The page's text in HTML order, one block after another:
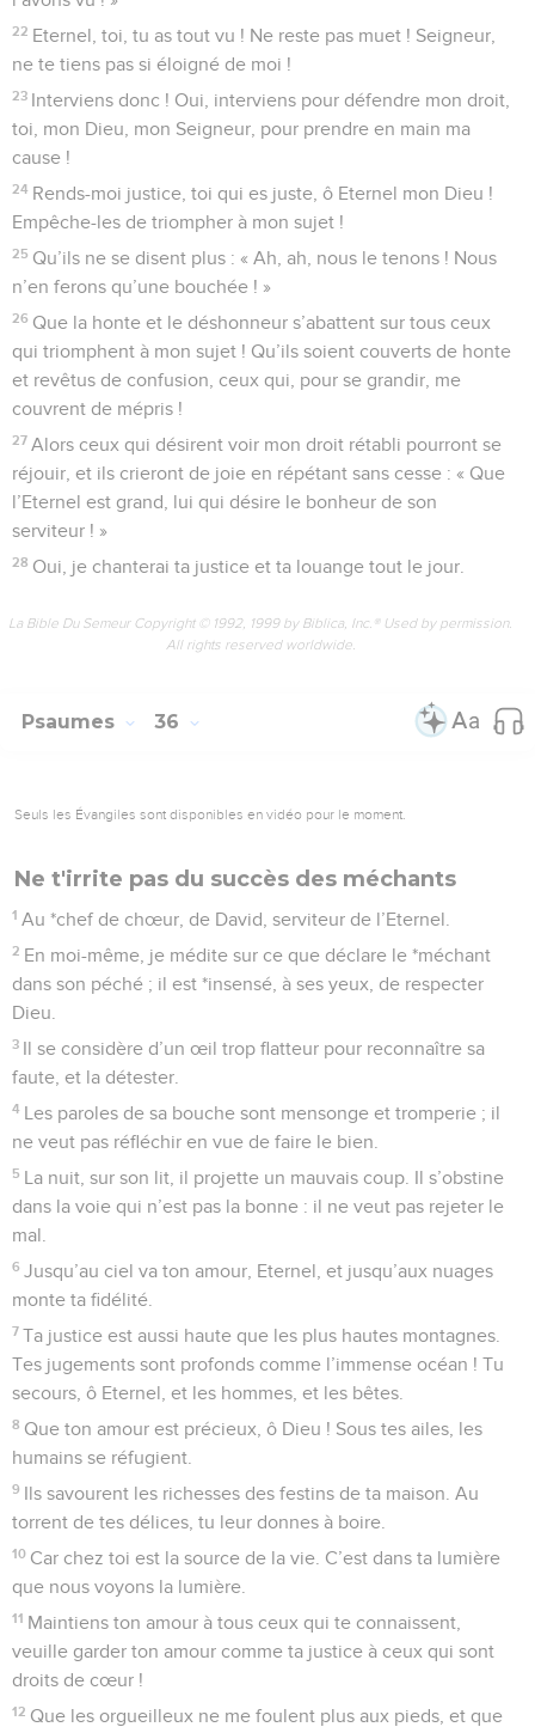
22 Eternel, toi, tu as tout vu ! Ne reste pas muet ! Seigneur,
ne te tiens pas si éloigné de moi !
23 Interviens donc ! Oui, interviens pour défendre mon droit,
toi, mon Dieu, mon Seigneur, pour prendre en main ma
cause !
24 Rends-moi justice, toi qui es juste, ô Eternel mon Dieu !
Empêche-les de triompher à mon sujet !
25 Qu’ils ne se disent plus : « Ah, ah, nous le tenons ! Nous
n’en ferons qu’une bouchée ! »
26 Que la honte et le déshonneur s’abattent sur tous ceux
qui triomphent à mon sujet ! Qu’ils soient couverts de honte
et revêtus de confusion, ceux qui, pour se grandir, me
couvrent de mépris !
27 Alors ceux qui désirent voir mon droit rétabli pourront se
réjouir, et ils crieront de joie en répétant sans cesse : « Que
l’Eternel est grand, lui qui désire le bonheur de son
serviteur ! »
28 Oui, je chanterai ta justice et ta louange tout le jour.
La Bible Du Semeur Copyright © 1992, 1999 by Biblica, Inc.® Used by permission.
All rights reserved worldwide.
Psaumes 36
Seuls les Évangiles sont disponibles en vidéo pour le moment.
Ne t'irrite pas du succès des méchants
1 Au *chef de chœur, de David, serviteur de l’Eternel.
2 En moi-même, je médite sur ce que déclare le *méchant
dans son péché ; il est *insensé, à ses yeux, de respecter
Dieu.
3 Il se considère d’un œil trop flatteur pour reconnaître sa
faute, et la détester.
4 Les paroles de sa bouche sont mensonge et tromperie ; il
ne veut pas réfléchir en vue de faire le bien.
5 La nuit, sur son lit, il projette un mauvais coup. Il s’obstine
dans la voie qui n’est pas la bonne : il ne veut pas rejeter le
mal.
6 Jusqu’au ciel va ton amour, Eternel, et jusqu’aux nuages
monte ta fidélité.
7 Ta justice est aussi haute que les plus hautes montagnes.
Tes jugements sont profonds comme l’immense océan ! Tu
secours, ô Eternel, et les hommes, et les bêtes.
8 Que ton amour est précieux, ô Dieu ! Sous tes ailes, les
humains se réfugient.
9 Ils savourent les richesses des festins de ta maison. Au
torrent de tes délices, tu leur donnes à boire.
10 Car chez toi est la source de la vie. C’est dans ta lumière
que nous voyons la lumière.
11 Maintiens ton amour à tous ceux qui te connaissent,
veuille garder ton amour comme ta justice à ceux qui sont
droits de cœur !
12 Que les orgueilleux ne me foulent plus aux pieds, et que